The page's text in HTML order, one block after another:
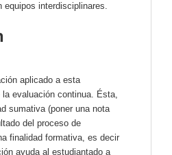
equipos interdisciplinares.
aplicado a esta
evaluación continua. Ésta,
sumativa (poner una nota
del proceso de
finalidad formativa, es decir
ayuda al estudiantado a